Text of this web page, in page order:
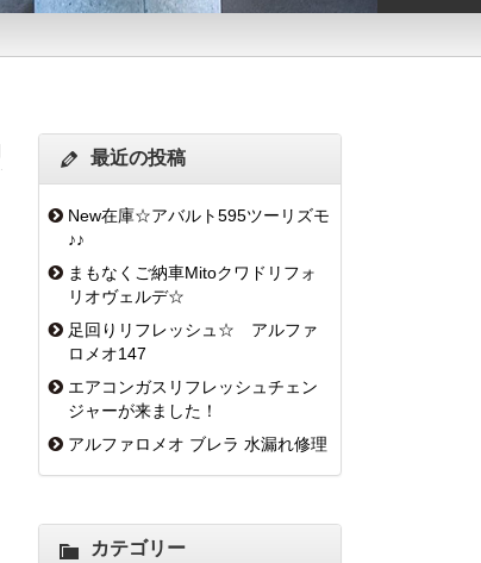
最近の投稿
New在庫☆アバルト595ツーリズモ
♪♪
まもなくご納車Mitoクワドリフォ
リオヴェルデ☆
足回りリフレッシュ☆ アルファ
ロメオ147
エアコンガスリフレッシュチェン
ジャーが来ました！
アルファロメオ ブレラ 水漏れ修理
カテゴリー